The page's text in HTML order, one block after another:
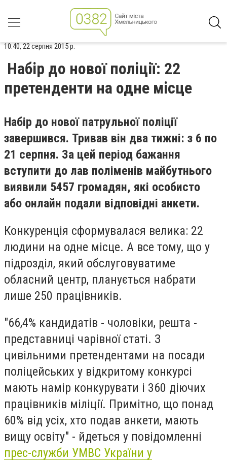
10:40, 22 серпня 2015 р.
Набір до нової поліції: 22
претенденти на одне місце
Набір до нової патрульної поліції
завершився. Тривав він два тижні: з 6 по
21 серпня. За цей період бажання
вступити до лав поліменів майбутнього
виявили 5457 громадян, які особисто
або онлайн подали відповідні анкети.
Конкуренція сформувалася велика: 22
людини на одне місце. А все тому, що у
підрозділ, який обслуговуватиме
обласний центр, планується набрати
лише 250 працівників.
"66,4% кандидатів - чоловіки, решта -
представниці чарівної статі. З
цивільними претендентами на посади
поліцейських у відкритому конкурсі
мають намір конкурувати і 360 діючих
працівників міліції. Примітно, що понад
60% від усіх, хто подав анкети, мають
вищу освіту" - йдеться у повідомленні
прес-служби УМВС України у